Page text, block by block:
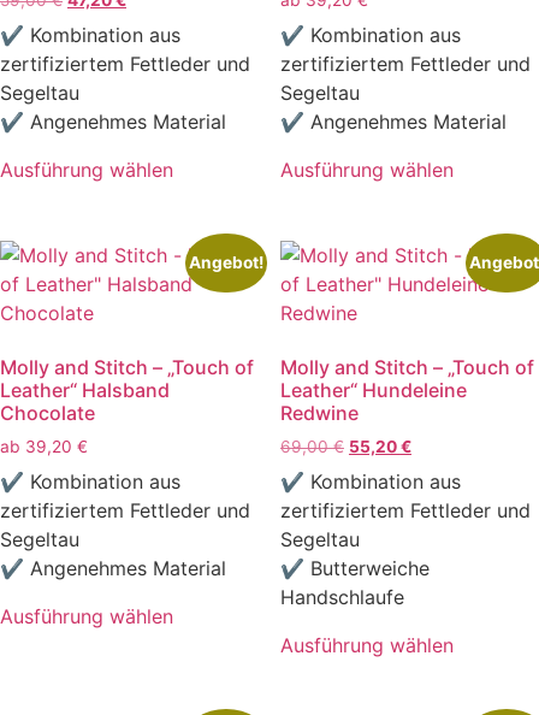
auf
der
Produktseite
gewählt
der
Produktseite
gewählt
werden
war:
59,00 €
ist:
47,20 €.
✔ Kombination aus
zertifiziertem Fettleder und
Segeltau
✔ Angenehmes Material
Ausführung wählen
weist
mehrere
Varianten
Die
Optionen
können
auf
der
Produktseite
gewählt
werden
✔ Kombination aus
zertifiziertem Fettleder und
Segeltau
✔ Angenehmes Material
Ausführung wählen
weist
mehrere
Varianten
Die
Optionen
können
auf
der
Produktseite
gewählt
werden
Angebot!
Molly and Stitch – „Touch of
Leather“ Halsband
Chocolate
ab 39,20 €
✔ Kombination aus
zertifiziertem Fettleder und
Segeltau
✔ Angenehmes Material
Ausführung wählen
Molly and Stitch – „Touch of
Leather“ Hundeleine
Redwine
69,00€ Ursprünglicher
Preis
war:
69,00 €
55,20€Aktueller
ist:
55,20 €.
✔ Kombination aus
zertifiziertem Fettleder und
Segeltau
✔ Butterweiche
Handschlaufe
Ausführung wählen